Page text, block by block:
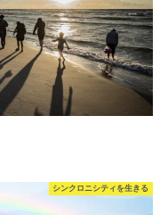
シンクロニシティを生きる